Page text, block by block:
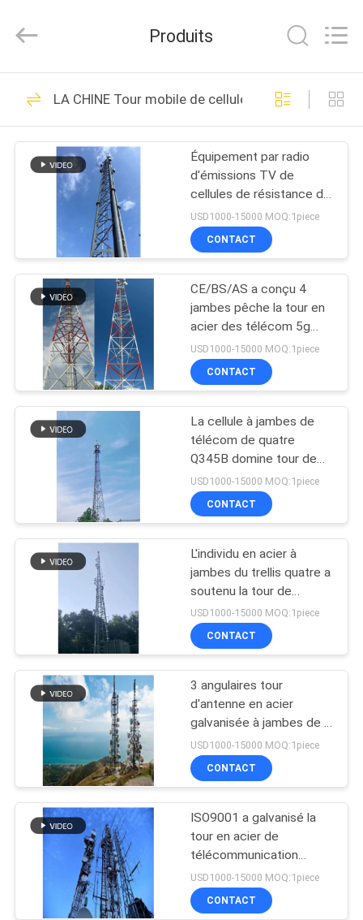
MAISON
PRODUITS
NOUS
VISITE
D'USINE
CONTRÔLE
QUALITÉ
CONTACTEZ-
NOUS
NOUVELLES
DEMANDEZ
UNE
CITATION
PLAN
SITE
PRIVACY
POLICY
Structure
Rights
Tour d'acier d'angle
50
Tour en acier
tubulaire
33
Tour en acier
unipolaire
Tour de fil de Guyed
70
Tour 3 à jambes
22
Produits
LA CHINE Tour mobile de cellules
Équipement par radio
d'émissions TV de
cellules de résistance de
vent de jambes mobiles
de la tour quatre
USD1000-15000 MOQ:1piece
CONTACT
CE/BS/AS a conçu 4
jambes pêche la tour en
acier des télécom 5g
avec 2 plates-formes
USD1000-15000 MOQ:1piece
CONTACT
La cellule à jambes de
télécom de quatre
Q345B domine tour de
communication en acier
galvanisée
USD1000-15000 MOQ:1piece
CONTACT
L'individu en acier à
jambes du trellis quatre a
soutenu la tour de
communication mobile
100meters
USD1000-15000 MOQ:1piece
CONTACT
3 angulaires tour
d'antenne en acier
galvanisée à jambes de la
communication TV 10-
80m
USD1000-15000 MOQ:1piece
CONTACT
ISO9001 a galvanisé la
tour en acier de
télécommunication
angulaire de 4 jambes
avec l'arrestation
d'automne
USD1000-15000 MOQ:1piece
CONTACT